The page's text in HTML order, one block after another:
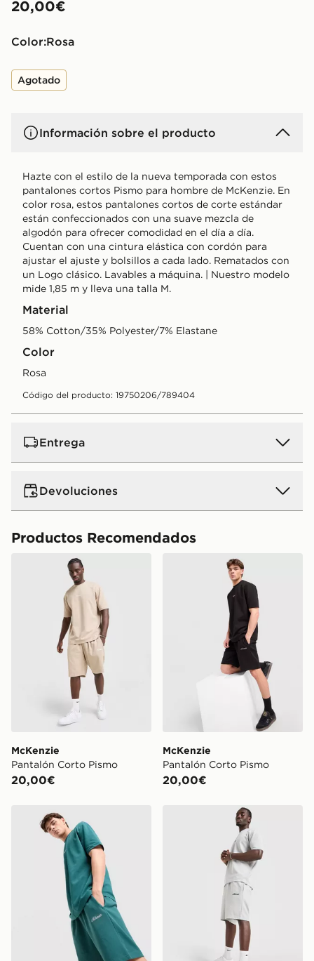
20,00€
Color: rosa
Agotado
Información sobre el producto
Hazte con el estilo de la nueva temporada con estos
pantalones cortos Pismo para hombre de McKenzie. En
color rosa, estos pantalones cortos de corte estándar
están confeccionados con una suave mezcla de
algodón para ofrecer comodidad en el día a día.
Cuentan con una cintura elástica con cordón para
ajustar el ajuste y bolsillos a cada lado. Rematados con
un Logo clásico. Lavables a máquina. | Nuestro modelo
mide 1,85 m y lleva una talla M.
Material
58% Cotton/35% Polyester/7% Elastane
Color
rosa
Código del producto: 19750206/789404
Entrega
Devoluciones
Productos Recomendados
McKenzie Pantalón Corto Pismo
McKenzie
Pantalón Corto Pismo
20,00€
McKenzie Pantalón Corto
McKenzie
Pantalón Corto Pismo
20,00€
McKenzie Pantalón Corto PismoMcKenzie Pantalón Corto